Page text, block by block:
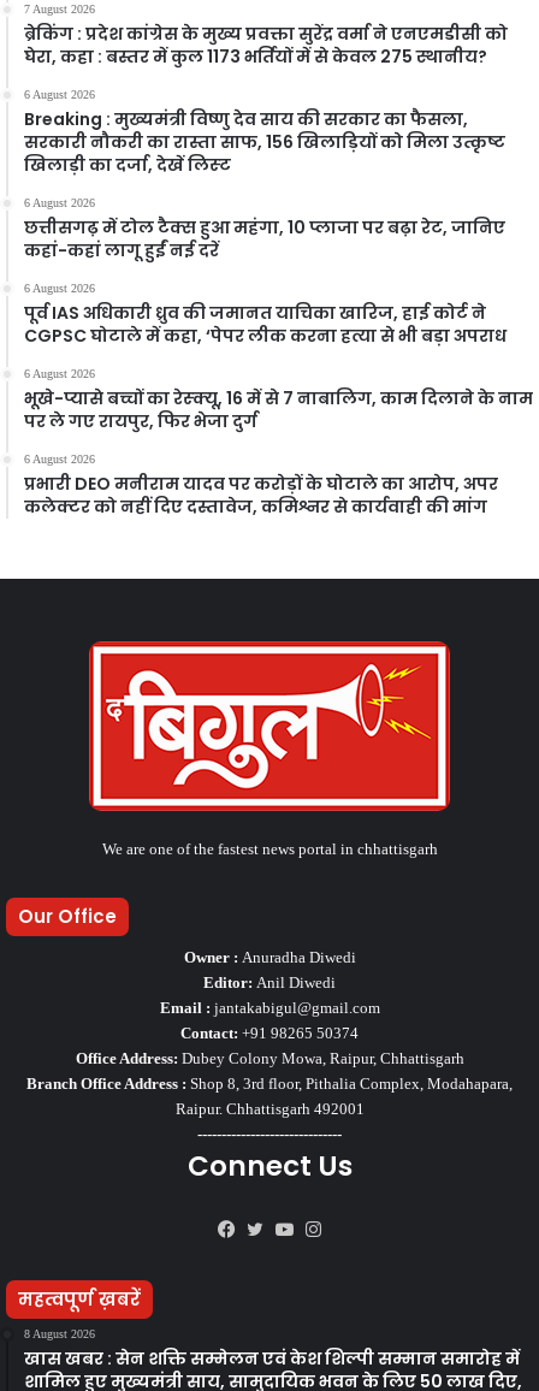
7 August 2026
ब्रेकिंग : प्रदेश कांग्रेस के मुख्य प्रवक्ता सुरेंद्र वर्मा ने एनएमडीसी को
घेरा, कहा : बस्तर में कुल 1173 भर्तियों में से केवल 275 स्थानीय?
6 August 2026
Breaking : मुख्यमंत्री विष्णु देव साय की सरकार का फैसला,
सरकारी नौकरी का रास्ता साफ, 156 खिलाड़ियों को मिला उत्कृष्ट
खिलाड़ी का दर्जा, देखें लिस्‍ट
6 August 2026
छत्तीसगढ़ में टोल टैक्स हुआ महंगा, 10 प्लाजा पर बढ़ा रेट, जानिए
कहां-कहां लागू हुईं नई दरें
6 August 2026
पूर्व IAS अधिकारी ध्रुव की जमानत याचिका खारिज, हाई कोर्ट ने
CGPSC घोटाले में कहा, ‘पेपर लीक करना हत्या से भी बड़ा अपराध
6 August 2026
भूखे-प्यासे बच्चों का रेस्क्यू, 16 में से 7 नाबालिग, काम दिलाने के नाम
पर ले गए रायपुर, फिर भेजा दुर्ग
6 August 2026
प्रभारी DEO मनीराम यादव पर करोड़ों के घोटाले का आरोप, अपर
कलेक्टर को नहीं दिए दस्तावेज, कमिश्नर से कार्यवाही की मांग
We are one of the fastest news portal in chhattisgarh
Our Office
Owner : Anuradha Diwedi
Editor: Anil Diwedi
Email : jantakabigul@gmail.com
Contact: +91 98265 50374
Office Address: Dubey Colony Mowa, Raipur, Chhattisgarh
Branch Office Address : Shop 8, 3rd floor, Pithalia Complex, Modahapara,
Raipur. Chhattisgarh 492001
------------------------------
Connect Us
Facebook
TwitterYouTube
महत्वपूर्ण ख़बरें
8 August 2026
खास खबर : सेन शक्ति सम्मेलन एवं केश शिल्पी सम्मान समारोह में
शामिल हुए मुख्यमंत्री साय, सामुदायिक भवन के लिए 50 लाख दिए,